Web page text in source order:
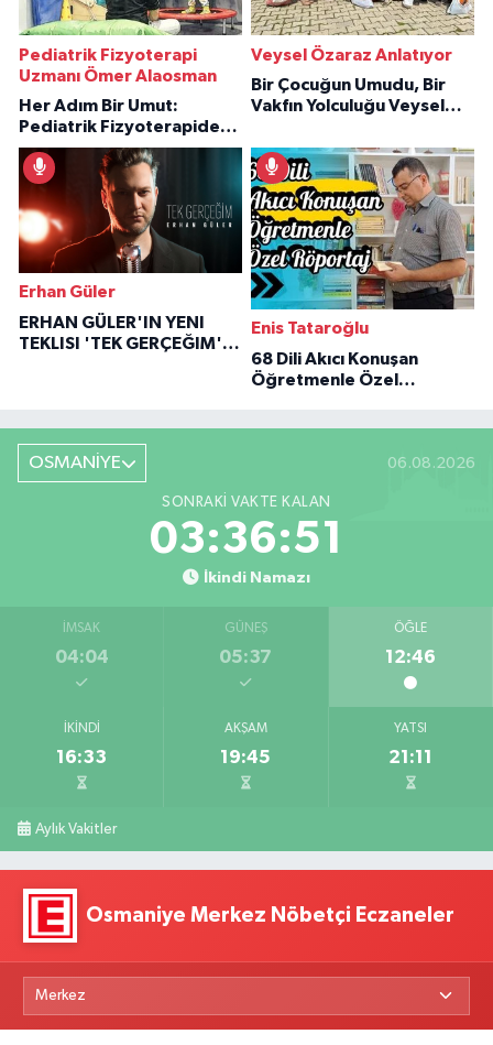
Pediatrik Fizyoterapi
Uzmanı Ömer Alaosman
Her Adım Bir Umut:
Pediatrik Fizyoterapiden
İlham Veren Hikâyeler
Veysel Özaraz Anlatıyor
Bir Çocuğun Umudu, Bir
Vakfın Yolculuğu Veysel
Erhan Güler
ERHAN GÜLER'IN YENI
TEKLISI 'TEK GERÇEĞIM'LE
Enis Tataroğlu
68 Dili Akıcı Konuşan
Öğretmenle Özel
OSMANİYE 06.08.2026
SONRAKI VAKTE KALAN
03:36:50
İkindi Namazı
İMSAK
04:04
GÜNEŞ
05:37
ÖĞLE
12:46
İKINDI
16:33
AKŞAM
19:45
YATSI
21:11
Aylık Vakitler
Osmaniye Merkez Nöbetçi Eczaneler